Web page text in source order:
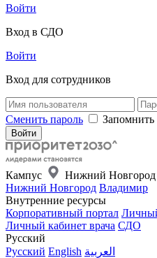
Войти
Вход в СДО
Войти
Вход для сотрудников
Сменить пароль Запомнить
Кампус
Нижний Новгород
Нижний Новгород Владимир
Внутренние ресурсы
Корпоративный портал
Личный кабинет врача СДО
Русский
Русский English العربية